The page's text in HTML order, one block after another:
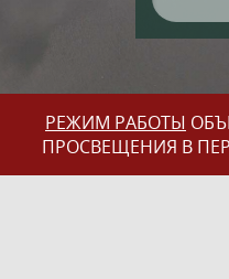
РЕЖИМ РАБОТЫ
ПРОСВЕЩЕНИЯ В